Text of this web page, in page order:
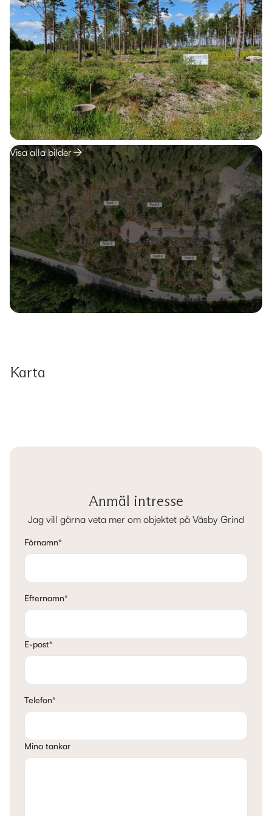
Visa alla bilder
Karta
Anmäl intresse
Jag vill gärna veta mer om objektet på Väsby Grind
Förnamn*
Efternamn*
E-post*
Telefon*
Mina tankar